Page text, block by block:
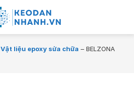
Vật liệu epoxy sửa chữa – BELZONA